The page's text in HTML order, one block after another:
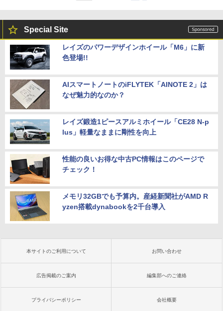
Special Site
レイズのパワーデザインホイール「M6」に新
色登場!!
AIスマートノートのiFLYTEK「AINOTE 2」は
なぜ魅力的なのか？
レイズ鍛造1ピースアルミホイール「CE28 N-p
lus」軽量なままに剛性を向上
性能の良いお得な中古PC情報はこのページで
チェック！
メモリ32GBでも予算内。産経新聞社がAMD R
yzen搭載dynabookを2千台導入
本サイトのご利用について お問い合わせ
広告掲載のご案内 編集部へのご連絡
プライバシーポリシー 会社概要